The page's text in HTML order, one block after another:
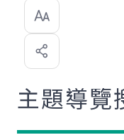
選
喜
歡
主題導覽